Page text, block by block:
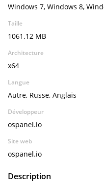
Windows 7, Windows 8,
Taille
1061.12 MB
Architecture
x64
Langue
Autre, Russe, Anglais
Développeur
ospanel.io
Site web
ospanel.io
Description